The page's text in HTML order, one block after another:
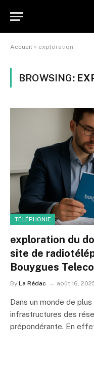
Accueil » exploration
BROWSING:
TÉLÉPHONIE
exploration du
site de
Bouygues
By La Rédac août 16,
Dans un monde de
infrastructures des
prépondérante. En